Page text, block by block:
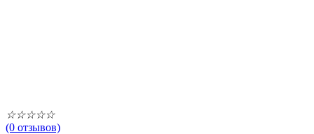
☆☆☆☆☆
(0 отзывов)